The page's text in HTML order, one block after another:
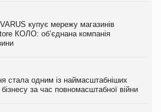
купує мережу магазинів
КОЛО: об’єднана компанія
стала одним із наймасштабніших
за час повномасштабної війни
меню: у VARUS з’явилися
хлібобулочні вироби на
2026
млрд на маркетинг за квартал